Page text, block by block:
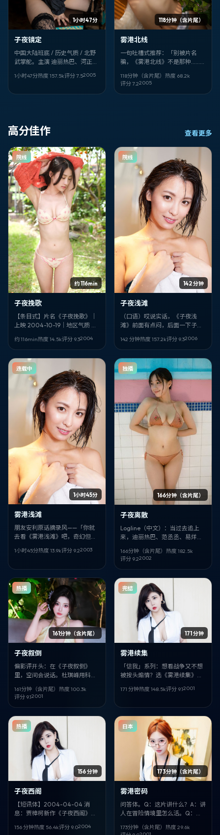
1小时47分
子夜镜定
中国大陆班底 / 历史气质 / 北野
武掌舵。主演 迪丽热巴、河正
定》。适合深夜一个人看，音量
1小时47分热度 157.5k评分7.52005
118分钟（含片尾）
雾港北线
一句吐槽式推荐：「别被片名
骗，《雾港北线》不是那种……算
伦纽瓦。张晋、白鹿。2005-
09-16。
118分钟（含片尾） 热度 68.2k
评分7.22005
高分佳作 查看更多
约 116min
院线
子夜挽歌
【条目式】片名《子夜挽歌》｜
上映 2004-10-19｜地区气质 中
｜领衔 翁子光、阿部宽｜其余卡
司 雷佳音、吴磊、金城武、安藤
樱、张曼玉、郑保瑞、张婉婷、
朴宝剑
约 116min热度 14.5k评分 9.32004
142 分钟
院线
子夜浅滩
（口语）哎说实话，《子夜浅
滩》前面有点闷，后面一下子全
服。吉尔莫·德尔·托罗 + 弗洛伦丝·
皮尤、任达华，西班牙味儿很
正。
142 分钟热度 157.2k评分 9.32006
1小时45分
连载中
雾港浅滩
朋友安利原话摘录风——「你就
去看《雾港浅滩》吧，奇幻但不
丞丞、刘伟强那场对手戏我记到
1小时45分热度 13.9k评分 9.22003
166分钟（含片尾）
独播
子夜离散
Logline（中文）：当过去追上
来，迪丽热巴、范丞丞、易烊千
择。《子夜离散》把喜剧拍得像
纪实，又像寓言。
166分钟（含片尾） 热度 182.5k
评分 9.22002
161分钟（含片尾）
热播
子夜叙倒
偏影评开头：在《子夜叙倒》
里，空间会说话。杜琪峰用科幻
自处。宫崎葵、渡边谦、王智的
戏份最吃重。
161分钟（含片尾） 热度 100.3k
评分 9.12001
171 分钟
完结
雾港续集
「信我」系列：想看战争又不想
被按头煽情？选《雾港续集》。
景落在墨西哥，日期锚定 2001-
171 分钟热度 148.5k评分 9.12001
156 分钟
热播
子夜西阁
【短讯体】2004-04-04 消
息：贾樟柯新作《子夜西阁》定
国。领衔：段奕宏、陈果。
156 分钟热度 56.4k评分 9.02004
173分钟（含片尾）
日本
雾港密码
问答体。Q：这片讲什么？A：讲
人在冒险情境里怎么活。Q：谁
许光汉、王景春、雷佳音。Q：
173分钟（含片尾） 热度 29.6k